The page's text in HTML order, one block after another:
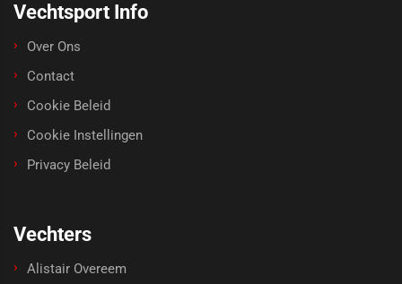
Vechtsport Info
Over Ons
Contact
Cookie Beleid
Cookie Instellingen
Privacy Beleid
Vechters
Alistair Overeem